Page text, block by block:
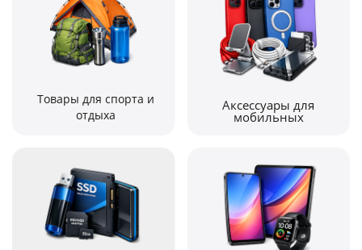
Товары для спорта и
отдыха
Аксессуары для
мобильных